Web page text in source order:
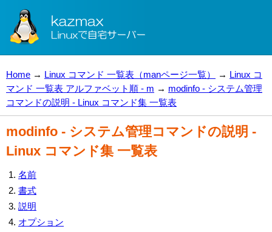
Home → Linux コマンド 一覧表（manページ一覧） → Linux コ
マンド 一覧表 アルファベット順 - m → modinfo - システム管理
コマンドの説明 - Linux コマンド集 一覧表
modinfo - システム管理コマンドの説明 -
Linux コマンド集 一覧表
名前
書式
説明
オプション